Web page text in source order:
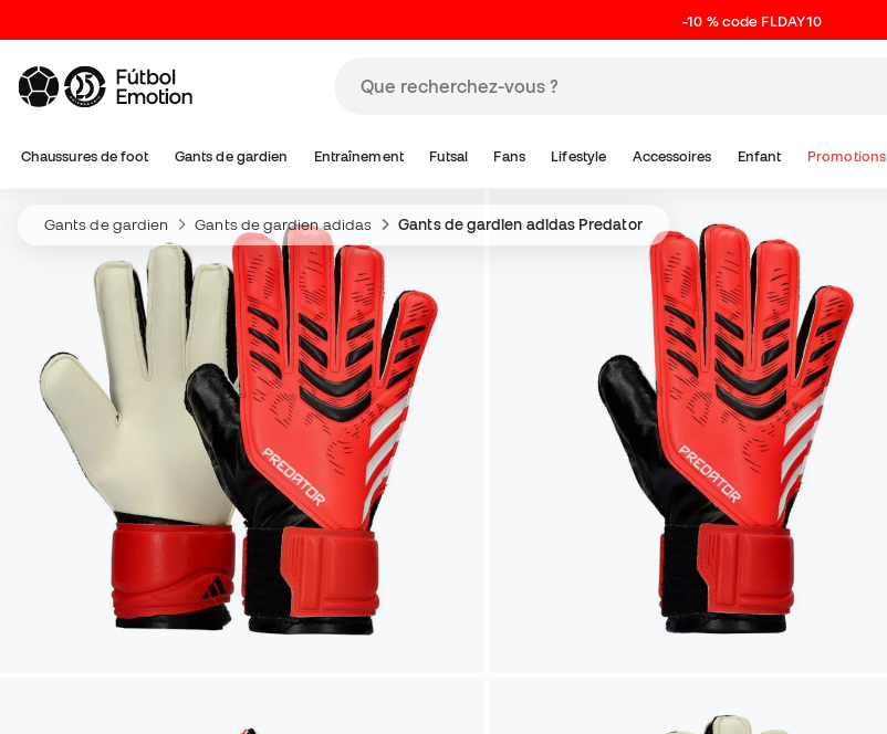
-10 % code FLDAY10
Chaussures de foot Gants de gardien Entraînement Futsal Fans Lifestyle Accessoires Enfant Promotions
Gants de gardien Gants de gardien adidas Gants de gardien adidas Predator